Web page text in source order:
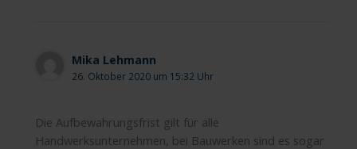
Mika Lehmann
26. Oktober 2020 um 15:32 Uhr
Die Aufbewahrungsfrist gilt für alle
Handwerksunternehmen, bei Bauwerken sind es sogar